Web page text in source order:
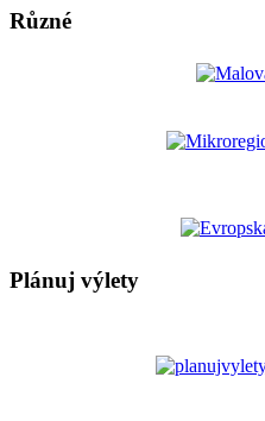
Různé
Plánuj výlety